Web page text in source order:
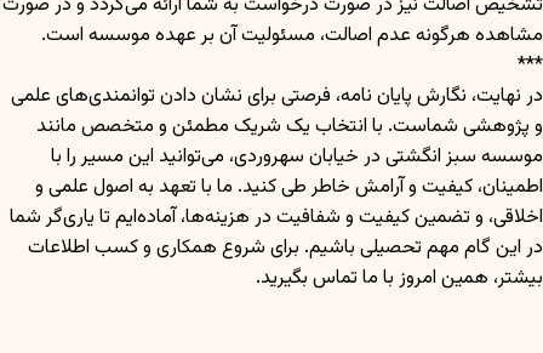
مشاهده هرگونه عدم اصالت، مسئولیت آن بر عهده موسسه است.
***
در نهایت، نگارش پایان نامه، فرصتی برای نشان دادن توانمندی‌های علمی
و پژوهشی شماست. با انتخاب یک شریک مطمئن و متخصص مانند
موسسه سبز انگشتی در خیابان سهروردی، می‌توانید این مسیر را با
اطمینان، کیفیت و آرامش خاطر طی کنید. ما با تعهد به اصول علمی و
اخلاقی، و تضمین کیفیت و شفافیت در هزینه‌ها، آماده‌ایم تا یاری‌گر شما
در این گام مهم تحصیلی باشیم. برای شروع همکاری و کسب اطلاعات
بیشتر، همین امروز با ما تماس بگیرید.